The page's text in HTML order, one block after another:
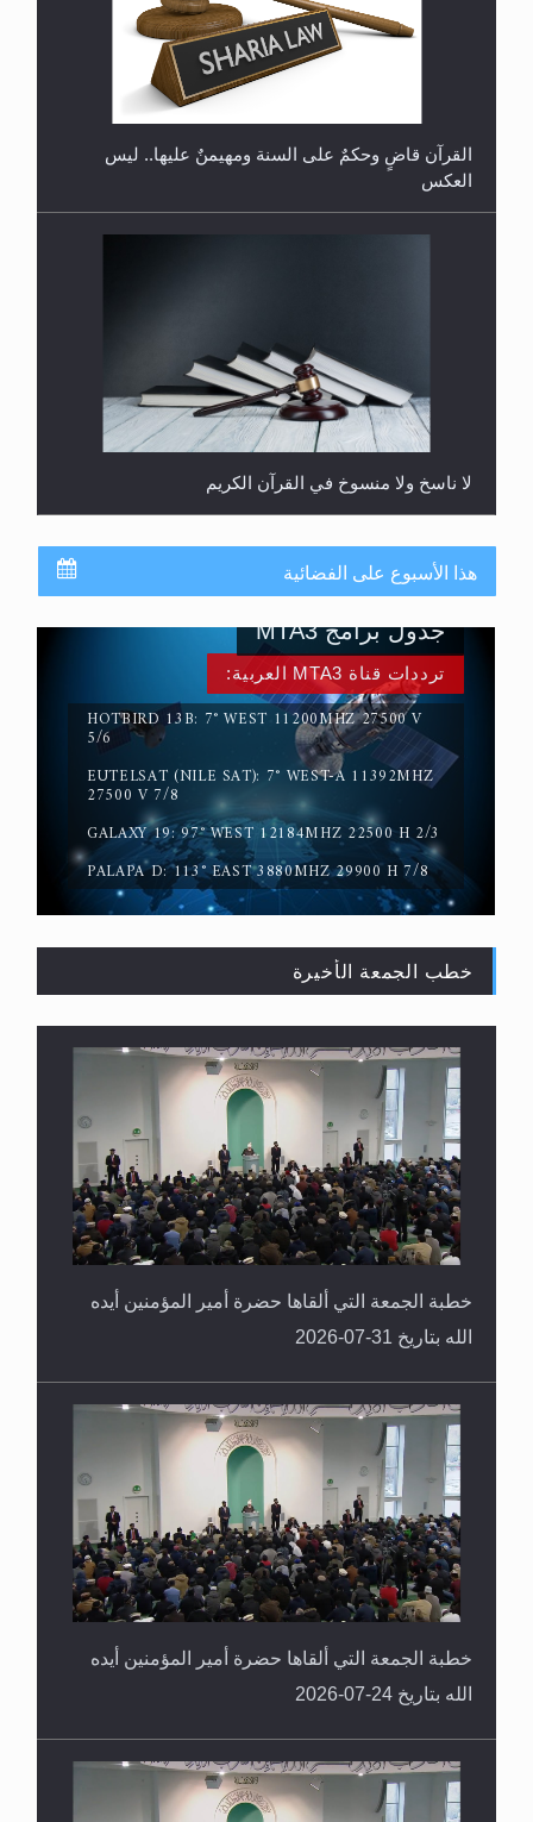
هل تعتبر الأشفار الاصطناعية (الرموش الاصطناعية)
والأظافر البلاستيكية وطلاء الأظافر حاجبا للوضوء وهل
يُسمح الصلاة بها؟
القرآن قاضٍ وحكمٌ على السنة ومهيمنٌ عليها.. ليس
العكس
لا ناسخ ولا منسوخ في القرآن الكريم
المفهوم الحقيقي للجهاد الإسلامي..
سورة التكوير تُنبئ بزمن بعثة المسيح الموعود عليه
السلام
هذا الأسبوع على الفضائية
ترددات قناة MTA3 العربية:
HOTBIRD 13B: 7° WEST 11200MHZ 27500 V
5/6
EUTELSAT (NILE SAT): 7° WEST-A 11392MHZ
27500 V 7/8
GALAXY 19: 97° WEST 12184MHZ 22500 H 2/3
PALAPA D: 113° EAST 3880MHZ 29900 H 7/8
جدول برامج MTA3
خطب الجمعة الأخيرة
خطبة الجمعة التي ألقاها حضرة أمير المؤمنين أيده
الله بتاريخ 31-07-2026
خطبة الجمعة التي ألقاها حضرة أمير المؤمنين أيده
الله بتاريخ 24-07-2026